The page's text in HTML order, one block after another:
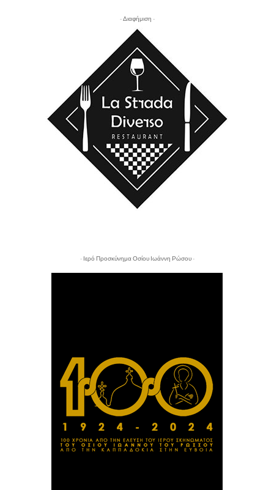
- Διαφήμιση -
- Ιερό Προσκύνημα Οσίου Ιωάννη Ρώσου -